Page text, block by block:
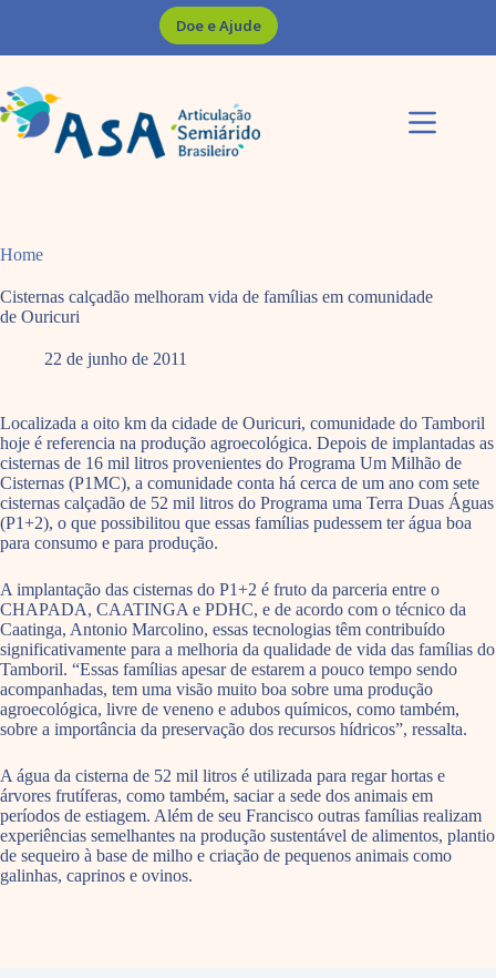
Doe e Ajude
Home
Cisternas calçadão melhoram vida de famílias em comunidade
de Ouricuri
22 de junho de 2011
Localizada a oito km da cidade de Ouricuri, comunidade do Tamboril
hoje é referencia na produção agroecológica. Depois de implantadas as
cisternas de 16 mil litros provenientes do Programa Um Milhão de
Cisternas (P1MC), a comunidade conta há cerca de um ano com sete
cisternas calçadão de 52 mil litros do Programa uma Terra Duas Águas
(P1+2), o que possibilitou que essas famílias pudessem ter água boa
para consumo e para produção.
A implantação das cisternas do P1+2 é fruto da parceria entre o
CHAPADA, CAATINGA e PDHC, e de acordo com o técnico da
Caatinga, Antonio Marcolino, essas tecnologias têm contribuído
significativamente para a melhoria da qualidade de vida das famílias do
Tamboril. “Essas famílias apesar de estarem a pouco tempo sendo
acompanhadas, tem uma visão muito boa sobre uma produção
agroecológica, livre de veneno e adubos químicos, como também,
sobre a importância da preservação dos recursos hídricos”, ressalta.
A água da cisterna de 52 mil litros é utilizada para regar hortas e
árvores frutíferas, como também, saciar a sede dos animais em
períodos de estiagem. Além de seu Francisco outras famílias realizam
experiências semelhantes na produção sustentável de alimentos, plantio
de sequeiro à base de milho e criação de pequenos animais como
galinhas, caprinos e ovinos.